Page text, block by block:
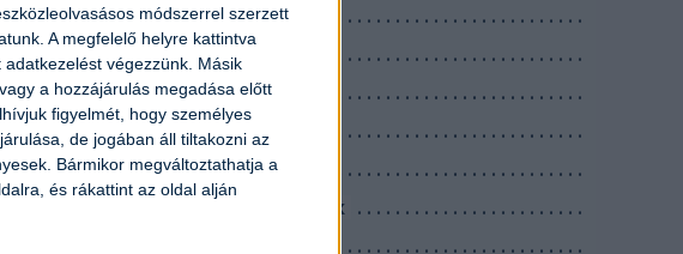
módszerrel szerzett
A megfelelő helyre kattintva
végezzünk. Másik
a hozzájárulás megadása előtt
figyelmét, hogy személyes
de jogában áll tiltakozni az
Bármikor megváltoztathatja a
és rákattint az oldal alján
Levesek
Nagyi receptek
Reggelik
Saláták
Savanyúságok
Szószok, mártások